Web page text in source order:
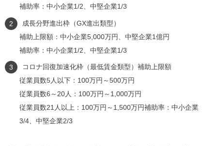
補助率：中小企業1/2、中堅企業1/3
成長分野進出枠（GX進出類型）
補助上限額：中小企業5,000万円、中堅企業1億円
補助率：中小企業1/2、中堅企業1/3
コロナ回復加速化枠（最低賃金類型）補助上限額
従業員数5人以下：100万円～500万円
従業員数6～20人：100万円～1,000万円
従業員数21人以上：100万円～1,500万円補助率：中小企業
3/4、中堅企業2/3